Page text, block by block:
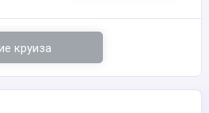
круиза